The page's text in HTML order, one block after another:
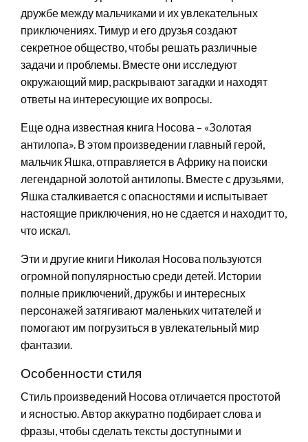
дружбе между мальчиками и их увлекательных
приключениях. Тимур и его друзья создают
секретное общество, чтобы решать различные
задачи и проблемы. Вместе они исследуют
окружающий мир, раскрывают загадки и находят
ответы на интересующие их вопросы.
Еще одна известная книга Носова – «Золотая
антилопа». В этом произведении главный герой,
мальчик Яшка, отправляется в Африку на поиски
легендарной золотой антилопы. Вместе с друзьями,
Яшка сталкивается с опасностями и испытывает
настоящие приключения, но не сдается и находит то,
что искал.
Эти и другие книги Николая Носова пользуются
огромной популярностью среди детей. Истории
полные приключений, дружбы и интересных
персонажей затягивают маленьких читателей и
помогают им погрузиться в увлекательный мир
фантазии.
Особенности стиля
Стиль произведений Носова отличается простотой
и ясностью. Автор аккуратно подбирает слова и
фразы, чтобы сделать тексты доступными и